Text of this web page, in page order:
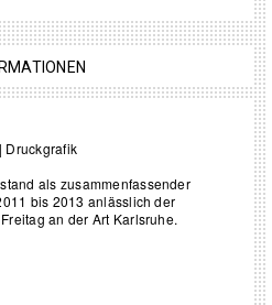
Druckgrafik
als zusammenfassender
bis 2013 anlässlich der
an der Art Karlsruhe.